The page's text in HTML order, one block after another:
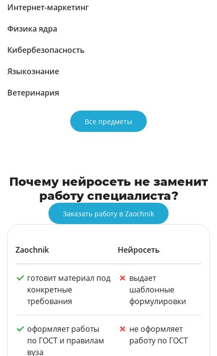
Интернет-маркетинг
Физика ядра
Кибербезопасность
Языкознание
Ветеринария
Все предметы
Почему нейросеть не заменит
работу специалиста?
Заказать работу в Zaochnik
Zaochnik Нейросеть
готовит материал под
конкретные
требования
выдает
шаблонные
формулировки
оформляет работы
по ГОСТ и правилам
вуза
не оформляет
работу по ГОСТ